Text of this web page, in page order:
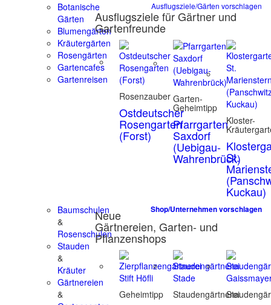
Botanische
Gärten
Blumengärten
Kräutergärten
Rosengärten
Gartencafes
Gartenreisen
Ausflugsziele/Gärten vorschlagen
Ausflugsziele für Gärtner und
Gartenfreunde
Rosenzauber
Ostdeutscher
Rosengarten
(Forst)
Garten-
Geheimtipp
Pfarrgarten
Saxdorf
(Uebigau-
Wahrenbrück)
Kloster-
St.
Kuckau)
Baumschulen
&
Rosenschulen
Stauden
&
Kräuter
Gärtnereien
&
Shop/Unternehmen vorschlagen
Neue
Gärtnereien, Garten- und
Pflanzenshops
Geheimtipp Staudengärtnerei